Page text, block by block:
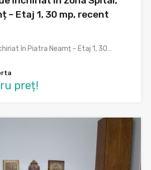
– Etaj 1, 30 mp, recent
în Piatra Neamț – Etaj 1, 30…
preț!